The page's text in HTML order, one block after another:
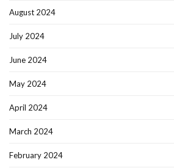
August 2024
July 2024
June 2024
May 2024
April 2024
March 2024
February 2024